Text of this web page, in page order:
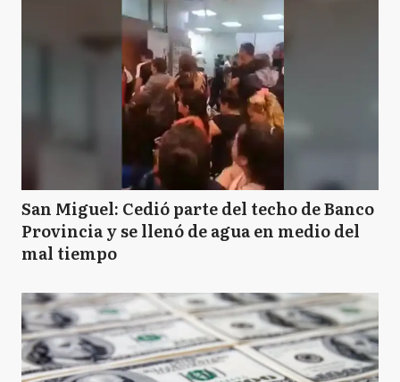
San Miguel: Cedió parte del techo de Banco
Provincia y se llenó de agua en medio del
mal tiempo